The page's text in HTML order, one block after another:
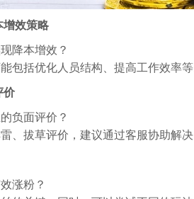
增效策略
降本增效？
包括优化人员结构、提高工作效率
价
负面评价？
、拔草评价，建议通过客服协助解
涨粉？